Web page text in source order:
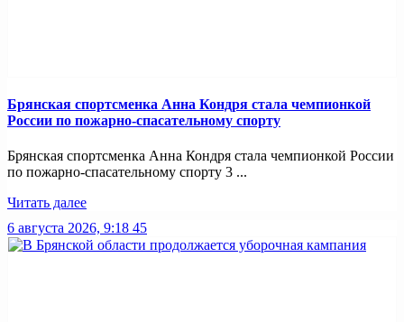
Брянская спортсменка Анна Кондря стала чемпионкой
России по пожарно-спасательному спорту
Брянская спортсменка Анна Кондря стала чемпионкой России
по пожарно-спасательному спорту 3 ...
Читать далее
6 августа 2026, 9:18 45